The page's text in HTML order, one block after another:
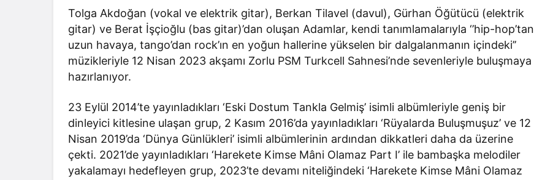
Tolga Akdoğan (vokal ve elektrik gitar), Berkan Tilavel (davul), Gürhan Öğütücü (elektrik
gitar) ve Berat İşçioğlu (bas gitar)’dan oluşan Adamlar, kendi tanımlamalarıyla ‘’hip-hop’tan
uzun havaya, tango’dan rock’ın en yoğun hallerine yükselen bir dalgalanmanın içindeki’’
müzikleriyle 12 Nisan 2023 akşamı Zorlu PSM Turkcell Sahnesi’nde sevenleriyle buluşmaya
hazırlanıyor.
23 Eylül 2014’te yayınladıkları ‘Eski Dostum Tankla Gelmiş’ isimli albümleriyle geniş bir
dinleyici kitlesine ulaşan grup, 2 Kasım 2016’da yayınladıkları ‘Rüyalarda Buluşmuşuz’ ve 12
Nisan 2019’da ‘Dünya Günlükleri’ isimli albümlerinin ardından dikkatleri daha da üzerine
çekti. 2021’de yayınladıkları ‘Harekete Kimse Mâni Olamaz Part I’ ile bambaşka melodiler
yakalamayı hedefleyen grup, 2023’te devamı niteliğindeki ‘Harekete Kimse Mâni Olamaz